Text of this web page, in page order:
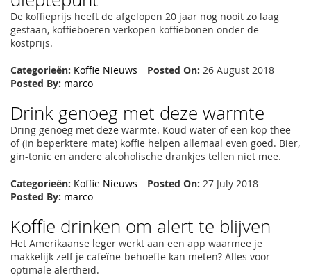
De koffieprijs heeft de afgelopen 20 jaar nog nooit zo laag
gestaan, koffieboeren verkopen koffiebonen onder de
kostprijs.
Categorieën: Koffie Nieuws Posted On: 26 August 2018
Posted By: marco
Drink genoeg met deze warmte
Dring genoeg met deze warmte. Koud water of een kop thee
of (in beperktere mate) koffie helpen allemaal even goed. Bier,
gin-tonic en andere alcoholische drankjes tellen niet mee.
Categorieën: Koffie Nieuws Posted On: 27 July 2018
Posted By: marco
Koffie drinken om alert te blijven
Het Amerikaanse leger werkt aan een app waarmee je
makkelijk zelf je cafeïne-behoefte kan meten? Alles voor
optimale alertheid.